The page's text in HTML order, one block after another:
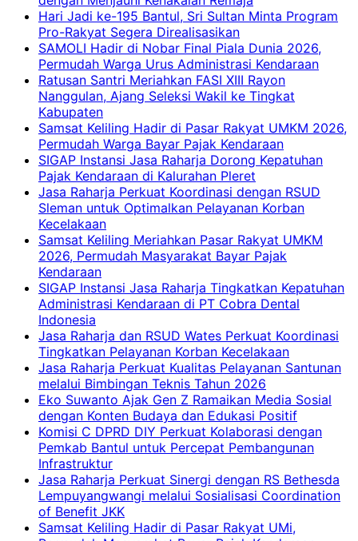
Hari Jadi ke-195 Bantul, Sri Sultan Minta Program
Pro-Rakyat Segera Direalisasikan
SAMOLI Hadir di Nobar Final Piala Dunia 2026,
Permudah Warga Urus Administrasi Kendaraan
Ratusan Santri Meriahkan FASI XIII Rayon
Nanggulan, Ajang Seleksi Wakil ke Tingkat
Kabupaten
Samsat Keliling Hadir di Pasar Rakyat UMKM 2026,
Permudah Warga Bayar Pajak Kendaraan
SIGAP Instansi Jasa Raharja Dorong Kepatuhan
Pajak Kendaraan di Kalurahan Pleret
Jasa Raharja Perkuat Koordinasi dengan RSUD
Sleman untuk Optimalkan Pelayanan Korban
Kecelakaan
Samsat Keliling Meriahkan Pasar Rakyat UMKM
2026, Permudah Masyarakat Bayar Pajak
Kendaraan
SIGAP Instansi Jasa Raharja Tingkatkan Kepatuhan
Administrasi Kendaraan di PT Cobra Dental
Indonesia
Jasa Raharja dan RSUD Wates Perkuat Koordinasi
Tingkatkan Pelayanan Korban Kecelakaan
Jasa Raharja Perkuat Kualitas Pelayanan Santunan
melalui Bimbingan Teknis Tahun 2026
Eko Suwanto Ajak Gen Z Ramaikan Media Sosial
dengan Konten Budaya dan Edukasi Positif
Komisi C DPRD DIY Perkuat Kolaborasi dengan
Pemkab Bantul untuk Percepat Pembangunan
Infrastruktur
Jasa Raharja Perkuat Sinergi dengan RS Bethesda
Lempuyangwangi melalui Sosialisasi Coordination
of Benefit JKK
Samsat Keliling Hadir di Pasar Rakyat UMi,